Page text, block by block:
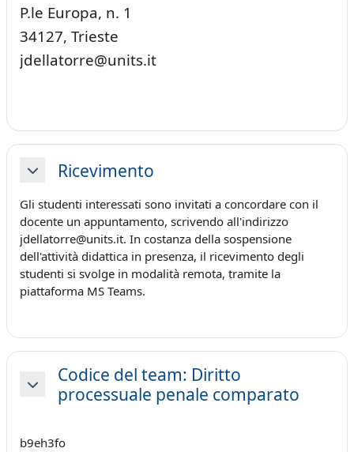
P.le Europa, n. 1
34127, Trieste
jdellatorre@units.it
MinimizzaRicevimento
Gli studenti interessati sono invitati a concordare con il
docente un appuntamento, scrivendo all'indirizzo
jdellatorre@units.it. In costanza della sospensione
dell'attività didattica in presenza, il ricevimento degli
studenti si svolge in modalità remota, tramite la
piattaforma MS Teams.
Minimizza
Codice del team: Diritto
processuale penale comparato
b9eh3fo